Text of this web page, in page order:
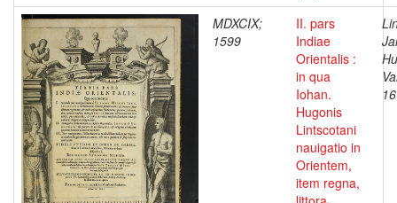
MDXCIX;
1599
II. pars
Indiae
Orientalis :
in qua
Iohan.
Hugonis
Lintscotani
nauigatio in
Orientem,
item regna,